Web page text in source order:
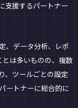
支援するパートナー
、データ分析、レポ
は多いものの、複数
、ツールごとの設定
ートナーに総合的に